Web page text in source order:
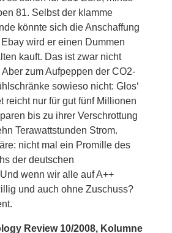
81. Selbst der klamme
könnte sich die Anschaffung
wird er einen Dummen
kauft. Das ist zwar nicht
zum Aufpeppen der CO2-
sowieso nicht: Glos‘
reicht nur für gut fünf Millionen
bis zu ihrer Verschrottung
Terawattstunden Strom.
nicht mal ein Promille des
der deutschen
wenn wir alle auf A++
und auch ohne Zuschuss?
Review 10/2008, Kolumne